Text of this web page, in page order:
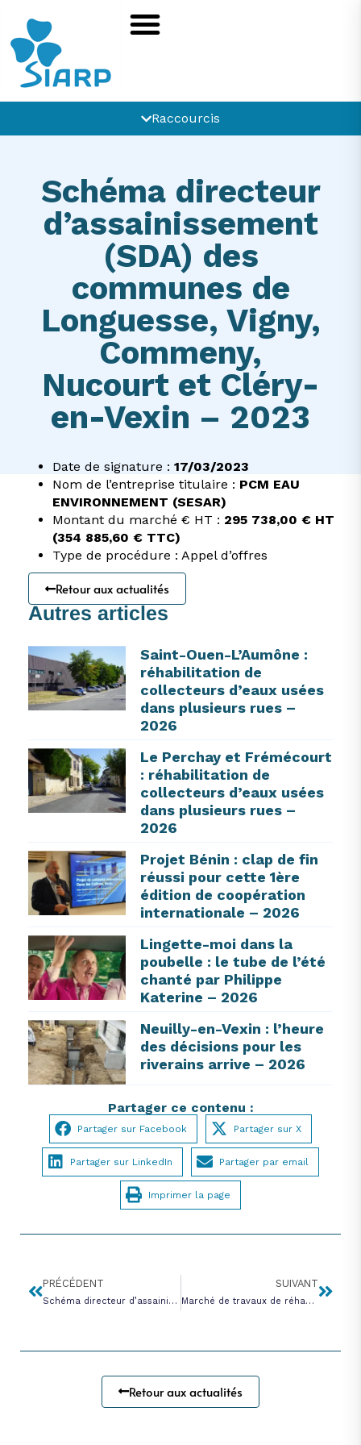
Raccourcis
Schéma directeur
d’assainissement
(SDA) des
communes de
Longuesse, Vigny,
Commeny,
Nucourt et Cléry-
en-Vexin – 2023
Date de signature : 17/03/2023
Nom de l’entreprise titulaire : PCM EAU
ENVIRONNEMENT (SESAR)
Montant du marché € HT : 295 738,00 € HT
(354 885,60 € TTC)
Type de procédure : Appel d’offres
Retour aux actualités
Autres articles
Saint-Ouen-L’Aumône :
réhabilitation de
collecteurs d’eaux usées
dans plusieurs rues –
2026
Le Perchay et Frémécourt
: réhabilitation de
collecteurs d’eaux usées
dans plusieurs rues –
2026
Projet Bénin : clap de fin
réussi pour cette 1ère
édition de coopération
internationale – 2026
Lingette-moi dans la
poubelle : le tube de l’été
chanté par Philippe
Katerine – 2026
Neuilly-en-Vexin : l’heure
des décisions pour les
riverains arrive – 2026
Partager ce contenu :
Partager sur Facebook Partager sur X
Partager sur LinkedIn Partager par email
Imprimer la page
PRÉCÉDENT
Schéma directeur d’assainissement et de gestion des eaux pluviales de Maurecourt – 2023
SUIVANT
Marché de travaux de réhabilitation sans tranchée du collecteur de transport d’eaux usées situé quai du Confluent à Neuville-sur-Oise – 2023
Retour aux actualités